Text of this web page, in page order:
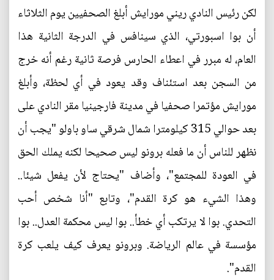
لكن رئيس النادي ريني مورايش أبلغ الصحفيين يوم الثلاثاء
أن بوا اسبورتي، الذي سينافس في الدرجة الثانية هذا
العام، له مبرر في اعطاء الحارس فرصة ثانية رغم أنه خرج
من السجن بعد استئناف وقد يعود في أي لحظة، وأبلغ
مورايش مؤتمرا صحفيا في مدينة فارجينيا مقر النادي على
بعد حوالي 315 كيلومترا شمال شرقي ساو باولو "يجب أن
نظهر للناس أن ما فعله برونو ليس صحيحا لكنه يملك الحق
في العودة للمجتمع"، وأضاف "يحتاج لأن يفعل شيئا..
وهذا الشيء هو كرة القدم"، وتابع "أنا شخص أحب
التحدي. بوا لا يرتكب أي خطأ.. بوا ليس محكمة العدل.. بوا
مؤسسة في عالم الرياضة. وبرونو يعرف كيف يلعب كرة
القدم".